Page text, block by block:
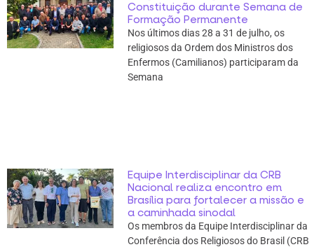
Constituição durante Semana de
Formação Permanente
Nos últimos dias 28 a 31 de julho, os
religiosos da Ordem dos Ministros dos
Enfermos (Camilianos) participaram da
Semana
Equipe Interdisciplinar da CRB
Nacional realiza encontro em
Brasília para fortalecer a missão e
a caminhada sinodal
Os membros da Equipe Interdisciplinar da
Conferência dos Religiosos do Brasil (CRB